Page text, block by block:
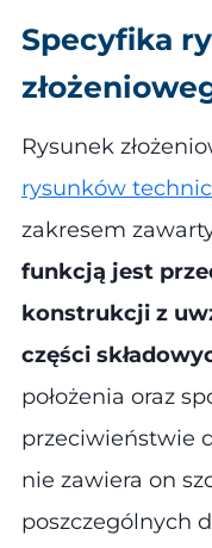
Specyfika
Rysunek
rysunków
zakresem
funkcją jest
konstrukcji z
części
położenia oraz
przeciwieństwie
nie zawiera on
poszczególnych